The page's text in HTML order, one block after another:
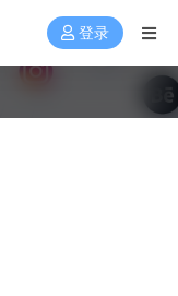
登录